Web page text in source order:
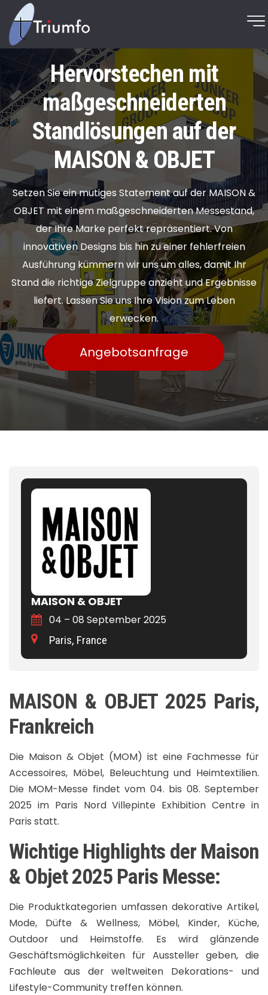
Hervorstechen mit
maßgeschneiderten
Standlösungen auf der
MAISON & OBJET
Setzen Sie ein mutiges Statement auf der MAISON &
OBJET mit einem maßgeschneiderten Messestand,
der Ihre Marke perfekt repräsentiert. Von
innovativen Designs bis hin zu einer fehlerfreien
Ausführung kümmern wir uns um alles, damit Ihr
Stand die richtige Zielgruppe anzieht und Ergebnisse
liefert. Lassen Sie uns Ihre Vision zum Leben
erwecken.
Angebotsanfrage
MAISON & OBJET
04 – 08 September 2025
Paris, France
MAISON & OBJET 2025 Paris,
Frankreich
Die Maison & Objet (MOM) ist eine Fachmesse für
Accessoires, Möbel, Beleuchtung und Heimtextilien.
Die MOM-Messe findet vom 04. bis 08. September
2025 im Paris Nord Villepinte Exhibition Centre in
Paris statt.
Wichtige Highlights der Maison
& Objet 2025 Paris Messe:
Die Produktkategorien umfassen dekorative Artikel,
Mode, Düfte & Wellness, Möbel, Kinder, Küche,
Outdoor und Heimstoffe. Es wird glänzende
Geschäftsmöglichkeiten für Aussteller geben, die
Fachleute aus der weltweiten Dekorations- und
Lifestyle-Community treffen können.